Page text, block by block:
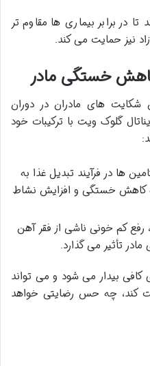
در برابر بیماری ها مقاوم تر
نیز حمایت می کند.
خستگی مادر
های مادران در دوران
گلوک ویت با ترکیبات خود
ها در فرآیند تبدیل غذا به
کاهش خستگی و افزایش نشاط
رفع کم خونی ناشی از فقر آهن
تأثیر می گذارد.
کافی بیدار می شود و می تواند
کند، چه حس رضایتی خواهد